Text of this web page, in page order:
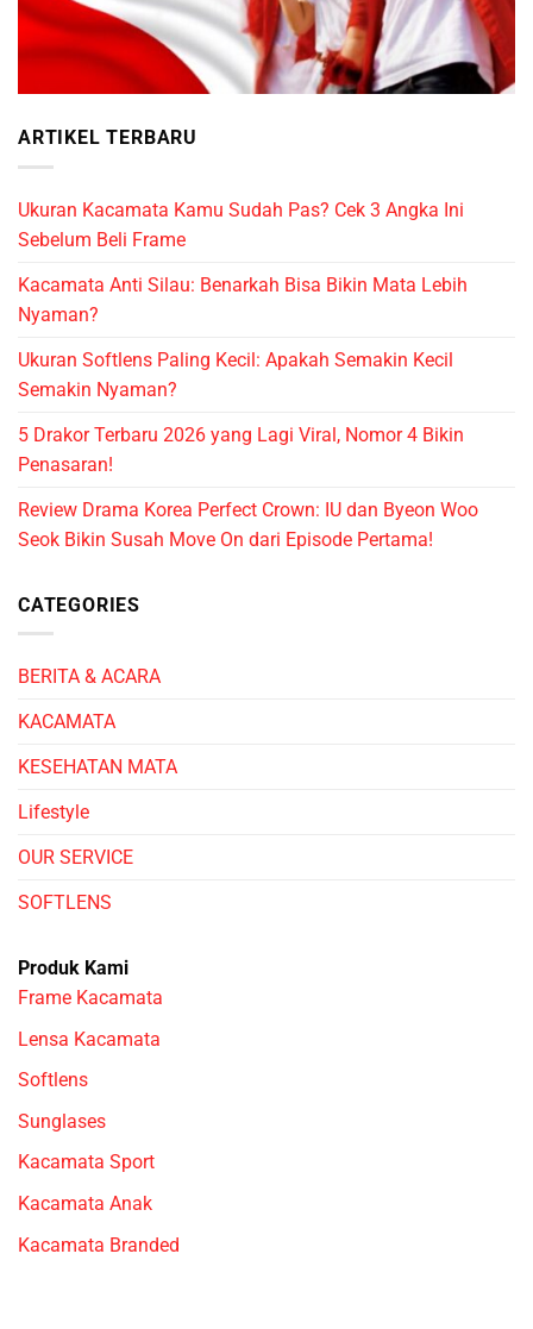
ARTIKEL TERBARU
Ukuran Kacamata Kamu Sudah Pas? Cek 3 Angka Ini
Sebelum Beli Frame
Kacamata Anti Silau: Benarkah Bisa Bikin Mata Lebih
Nyaman?
Ukuran Softlens Paling Kecil: Apakah Semakin Kecil
Semakin Nyaman?
5 Drakor Terbaru 2026 yang Lagi Viral, Nomor 4 Bikin
Penasaran!
Review Drama Korea Perfect Crown: IU dan Byeon Woo
Seok Bikin Susah Move On dari Episode Pertama!
CATEGORIES
BERITA & ACARA
KACAMATA
KESEHATAN MATA
Lifestyle
OUR SERVICE
SOFTLENS
Produk Kami
Frame Kacamata
Lensa Kacamata
Softlens
Sunglases
Kacamata Sport
Kacamata Anak
Kacamata Branded